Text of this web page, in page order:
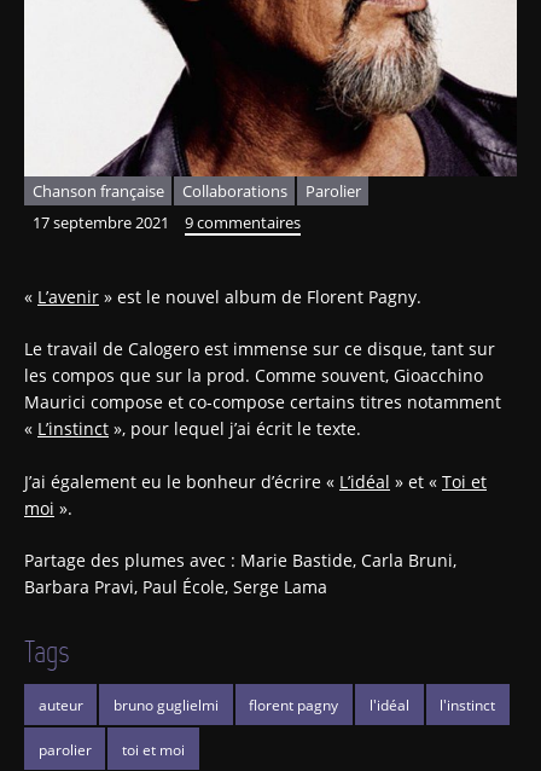
Chanson française Collaborations
Parolier
17 septembre 2021
9 commentaires
« L’avenir » est le nouvel album de Florent Pagny.
Le travail de Calogero est immense sur ce disque, tant sur
les compos que sur la prod. Comme souvent, Gioacchino
Maurici compose et co-compose certains titres notamment
« L’instinct », pour lequel j’ai écrit le texte.
J’ai également eu le bonheur d’écrire « L’idéal » et « Toi et
moi ».
Partage des plumes avec : Marie Bastide, Carla Bruni,
Barbara Pravi, Paul École, Serge Lama
Tags
auteur bruno guglielmi florent pagny l'idéal l'instinct
parolier toi et moi